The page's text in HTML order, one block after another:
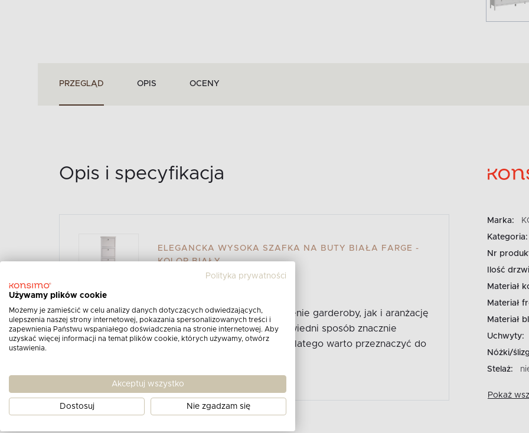
PRZEGLĄD OPIS OCENY
Opis i specyfikacja
ELEGANCKA WYSOKA SZAFKA NA BUTY BIAŁA FARGE -
KOLOR BIAŁY
Biała szafka na buty dopełni zarówno wyposażenie garderoby, jak i aranżację
przedpokoju. Przechowywanie obuwia w odpowiedni sposób znacznie
przedłuża okres użytkowania ulubionych par - dlatego warto przeznaczyć do
Marka:
Kategoria:
Nr
Ilość
Materiał
Materiał
Materiał
Uchwyty:
Nóżki/
Stelaż:
Pokaż
Polityka prywatności
Używamy plików cookie
Możemy je zamieścić w celu analizy danych dotyczących odwiedzających,
ulepszenia naszej strony internetowej, pokazania spersonalizowanych treści i
zapewnienia Państwu wspaniałego doświadczenia na stronie internetowej. Aby
uzyskać więcej informacji na temat plików cookie, których używamy, otwórz
ustawienia.
Akceptuj wszystko
Dostosuj Nie zgadzam się